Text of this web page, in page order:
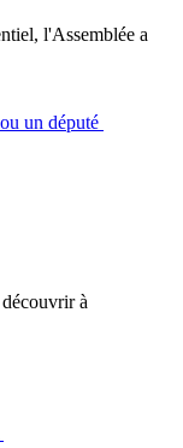
l'Assemblée a
un député
à